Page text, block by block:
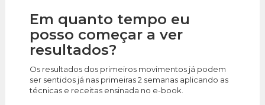
Em quanto tempo eu
posso começar a ver
resultados?
Os resultados dos primeiros movimentos já podem
ser sentidos já nas primeiras 2 semanas aplicando as
técnicas e receitas ensinada no e-book.